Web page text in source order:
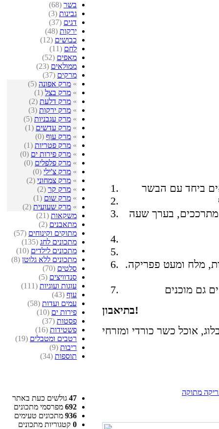
בשר (68)
גבינות (3)
דגים (37)
ירקות (48)
כבושים (12)
לחם (11)
מאפים (52)
ממולאים (23)
מרקים (37)
» מרק אפונה (5)
» מרק בצל (1)
» מרק דלעת (2)
» מרק ירקות (3)
» מרק עגבניות (5)
» מרק עדשים (1)
» מרק עוף (0)
» מרק פטריות (1)
» מרק פירות ים (0)
» מרק פלפלים (0)
» מרק צ'ילי (0)
» מרק צמחוני (2)
» מרק קר (2)
» מרק שום (1)
» מרק שעועית (2)
משקאות (21)
מתאבנים (2)
מתוקים וקינוחים (57)
מתכונים לחג (135)
מתכונים לילדים (10)
מתכונים ללא גלוטן (8)
סלטים (70)
סנדוויצים (5)
עוגות ועוגיות (111)
עוף (43)
עמים ועדות (58)
פירות ים (10)
פסטות (37)
פשטידות (16)
רטבים ומטבלים (19)
ריבות (9)
תוספות (34)
47 גולשים כעת באתר
692 מפרסמי מתכונים
936 מתכונים טעימים
0 קטגוריות מתכונים
בערך שעה
מלח ומעט פפריקה.
בתיאבון!
מתוקה